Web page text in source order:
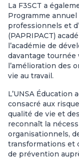
La F3SCT a
Programme
professionnels et
(PAPRIPACT)
l’académie de
davantage
l’amélioration des
vie au travail.
L’UNSA Éducation
consacré aux
qualité de vie et
reconnaît la
organisationnels,
transformations et
de prévention